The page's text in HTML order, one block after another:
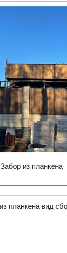
Забор из планкена